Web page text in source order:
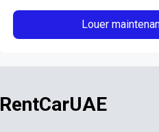
Louer
RentCarUAE